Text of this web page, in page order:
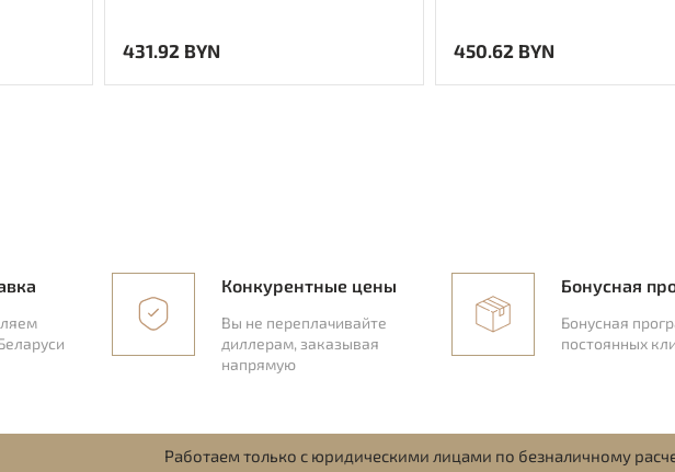
431.92 BYN 450.62 BYN
Конкурентные цены
Вы не переплачивайте
диллерам, заказывая
напрямую
Бонусная
Бонусная
постоянных
Работаем только с юридическими лицами по безналичному